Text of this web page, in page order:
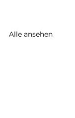
Alle ansehen